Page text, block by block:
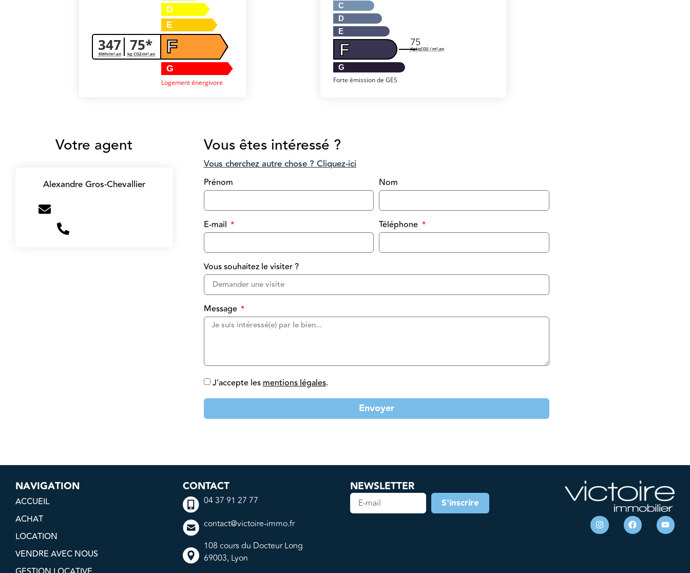
347
KWh/m².an 75*
kg CO2/m².an
D
E
F
G
Logement énergivore
C
D
E
F
G
Forte émission de GES
75
KgéqCO2 / m².an
Votre agent
Alexandre Gros-Chevallier
Vous êtes intéressé ?
Vous cherchez autre chose ? Cliquez-ici
Prénom Nom
E-mail Téléphone
Vous souhaitez le visiter ?
Message
J'accepte lesmentions légales.
Envoyer
NAVIGATION
ACCUEIL
ACHAT
LOCATION
VENDRE AVEC NOUS
CONTACT
04 37 91 27 77
contact@victoire-immo.fr
108 cours du Docteur Long
69003, Lyon
NEWSLETTER
S'inscrire